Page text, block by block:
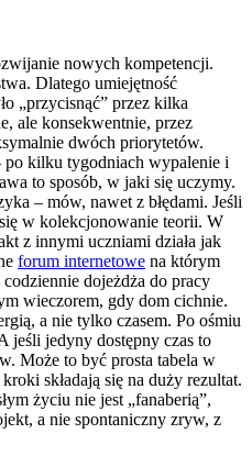
nowych kompetencji.
Dlatego umiejętność
„przycisnąć” przez kilka
ale konsekwentnie, przez
dwóch priorytetów.
po kilku tygodniach wypalenie i
to sposób, w jaki się uczymy.
– mów, nawet z błędami. Jeśli
w kolekcjonowanie teorii. W
z innymi uczniami działa jak
forum internetowe na którym
dojeżdża do pracy
wieczorem, gdy dom cichnie.
a nie tylko czasem. Po ośmiu
jeśli jedyny dostępny czas to
Może to być prosta tabela w
składają się na duży rezultat.
życiu nie jest „fanaberią”,
a nie spontaniczny zryw, z